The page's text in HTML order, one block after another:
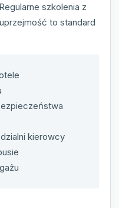
szkolenia z
to standard
kierowcy